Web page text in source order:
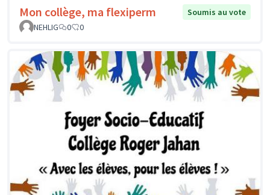
Mon collège, ma flexiperm
Soumis au vote
NEHLIG
0 0